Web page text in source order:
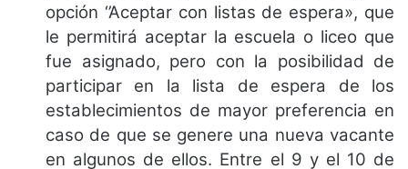
opción ‘’Aceptar con listas de espera», que
le permitirá aceptar la escuela o liceo que
fue asignado, pero con la posibilidad de
participar en la lista de espera de los
establecimientos de mayor preferencia en
caso de que se genere una nueva vacante
en algunos de ellos. Entre el 9 y el 10 de